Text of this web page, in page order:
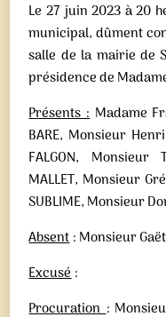
Le 27 juin 2023 à 20
municipal, dûment
salle de la mairie de
présidence de
Présents :Madame
BARE, Monsieur
FALGON,
MALLET, Monsieur
SUBLIME, Monsieur
Absent: Monsieur
Excusé:
Procuration: